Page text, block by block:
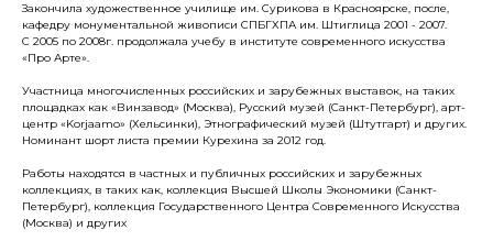
Закончила художественное училище им. Сурикова в Красноярске, после,
кафедру монументальной живописи СПБГХПА им. Штиглица 2001 - 2007.
С 2005 по 2008г. продолжала учебу в институте современного искусства
«Про Арте».
Участница многочисленных российских и зарубежных выставок, на таких
площадках как «Винзавод» (Москва), Русский музей (Санкт-Петербург), арт-
центр «Korjaamo» (Хельсинки), Этнографический музей (Штутгарт) и других.
Номинант шорт листа премии Курехина за 2012 год.
Работы находятся в частных и публичных российских и зарубежных
коллекциях, в таких как, коллекция Высшей Школы Экономики (Санкт-
Петербург), коллекция Государственного Центра Современного Искусства
(Москва) и других